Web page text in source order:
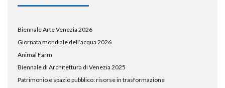
Biennale Arte Venezia 2026
Giornata mondiale dell’acqua 2026
Animal Farm
Biennale di Architettura di Venezia 2025
Patrimonio e spazio pubblico: risorse in trasformazione